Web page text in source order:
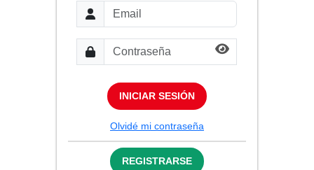
INICIAR SESIÓN
Olvidé mi contraseña
REGISTRARSE